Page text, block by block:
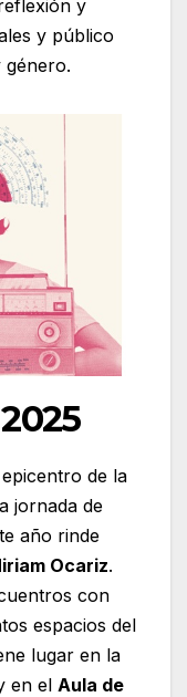
y
y público
género.
de la
jornada de
año rinde
Ocariz.
con
espacios del
lugar en la
en el Aula de